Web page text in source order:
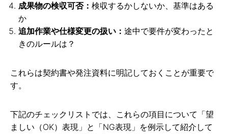
成果物の検収可否： 検収するかしないか、基準はある
か
追加作業や仕様変更の扱い： 途中で要件が変わったと
きのルールは？
これらは契約書や発注資料に明記しておくことが重要で
す。
下記のチェックリストでは、これらの項目について「望
ましい（OK）表現」と「NG表現」を例示して紹介して